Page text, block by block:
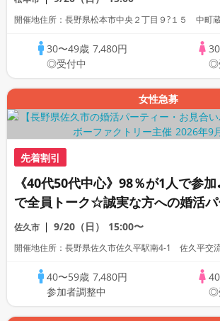
開催地住所：長野県松本市中央２丁目９?１５ 中町
30〜49歳 7,480円
◎受付中
◎
女性急募
先着割引
《40代50代中心》98％が1人で参
で全員トーク☆誠実な方への婚活パ
ー
佐久市 9/20（日） 15:00〜
開催地住所：長野県佐久市佐久平駅南4-1 佐久平交
40〜59歳 7,480円
参加者調整中
◎